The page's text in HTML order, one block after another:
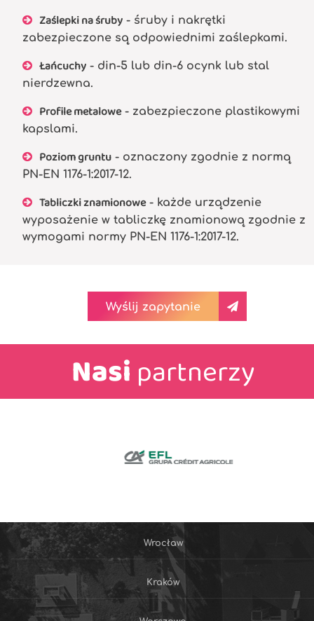
Zaślepki na śruby - śruby i nakrętki
zabezpieczone są odpowiednimi zaślepkami.
Łańcuchy - din-5 lub din-6 ocynk lub stal
nierdzewna.
Profile metalowe- zabezpieczone plastikowymi
kapslami.
Poziom gruntu - oznaczony zgodnie z normą
PN-EN 1176-1:2017-12.
Tabliczki znamionowe- każde urządzenie
wyposażenie w tabliczkę znamionową zgodnie z
wymogami normy PN-EN 1176-1:2017-12.
Wyślij zapytanie
Nasipartnerzy
Wrocław
Kraków